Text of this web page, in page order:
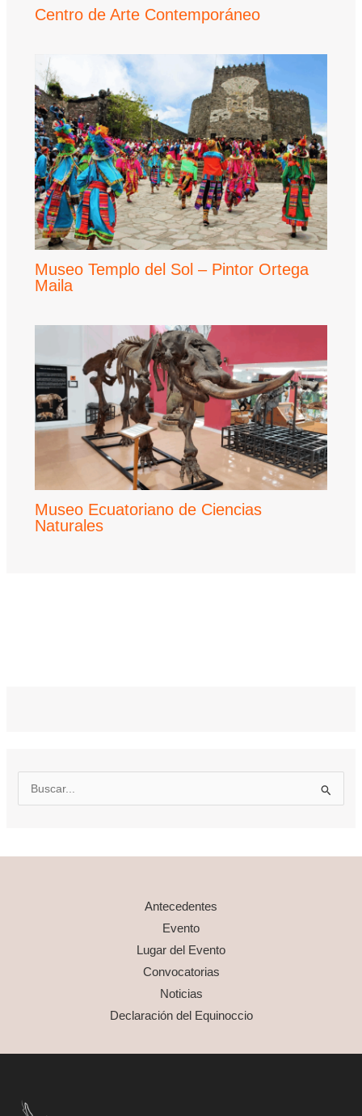
Centro de Arte Contemporáneo
Museo Templo del Sol – Pintor Ortega
Maila
Museo Ecuatoriano de Ciencias
Naturales
u
Antecedentes
Evento
Lugar del Evento
Convocatorias
Noticias
Declaración del Equinoccio